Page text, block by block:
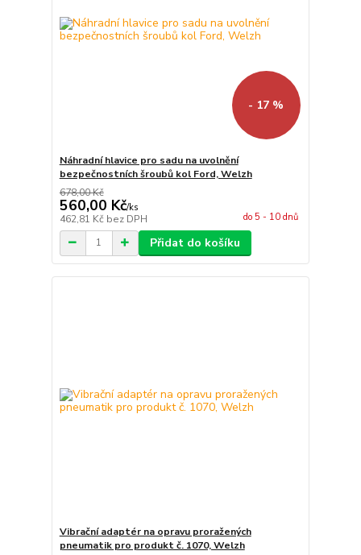
- 17 %
Náhradní hlavice pro sadu na uvolnění
bezpečnostních šroubů kol Ford, Welzh
678,00 Kč
560,00 Kč/ks
462,81 Kč bez DPH do 5 - 10 dnů
Přidat do košíku
Vibrační adaptér na opravu proražených
pneumatik pro produkt č. 1070, Welzh